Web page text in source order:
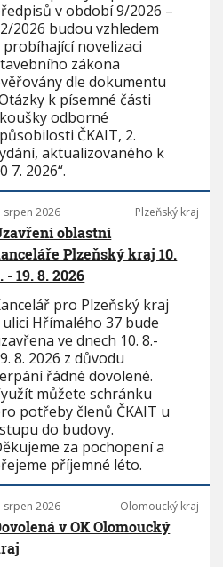
v období 9/2026 –
2026 budou vzhledem
probíhající novelizaci
zákona
dle dokumentu
k písemné části
odborné
ČKAIT, 2.
aktualizovaného k
7. 2026“.
srpen 2026 Plzeňský kraj
oblastní
Plzeňský kraj 10.
- 19. 8. 2026
pro Plzeňský kraj
ulici Hřímalého 37 bude
ve dnech 10. 8.-
8. 2026 z důvodu
řádné dovolené.
můžete schránku
potřeby členů ČKAIT u
do budovy.
za pochopení a
příjemné léto.
srpen 2026 Olomoucký kraj
v OK Olomoucký